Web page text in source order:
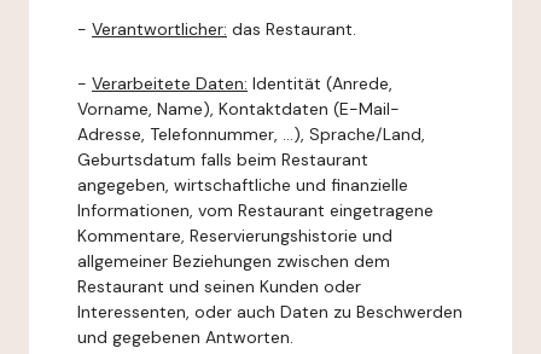
- Verantwortlicher: das Restaurant.
- Verarbeitete Daten: Identität (Anrede,
Vorname, Name), Kontaktdaten (E-Mail-
Adresse, Telefonnummer, ...), Sprache/Land,
Geburtsdatum falls beim Restaurant
angegeben, wirtschaftliche und finanzielle
Informationen, vom Restaurant eingetragene
Kommentare, Reservierungshistorie und
allgemeiner Beziehungen zwischen dem
Restaurant und seinen Kunden oder
Interessenten, oder auch Daten zu Beschwerden
und gegebenen Antworten.